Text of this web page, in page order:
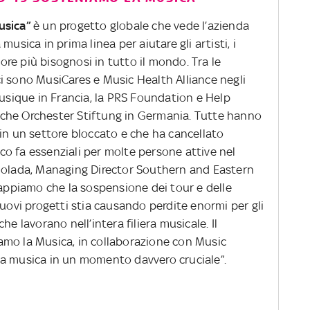
è un progetto globale che vede l’azienda
in prima linea per aiutare gli artisti, i
più bisognosi in tutto il mondo. Tra le
MusiCares e Music Health Alliance negli
in Francia, la PRS Foundation e Help
Orchester Stiftung in Germania. Tutte hanno
un settore bloccato e che ha cancellato
fa essenziali per molte persone attive nel
Managing Director Southern and Eastern
che la sospensione dei tour e delle
progetti stia causando perdite enormi per gli
lavorano nell’intera filiera musicale. Il
la Musica, in collaborazione con Music
in un momento davvero cruciale”.